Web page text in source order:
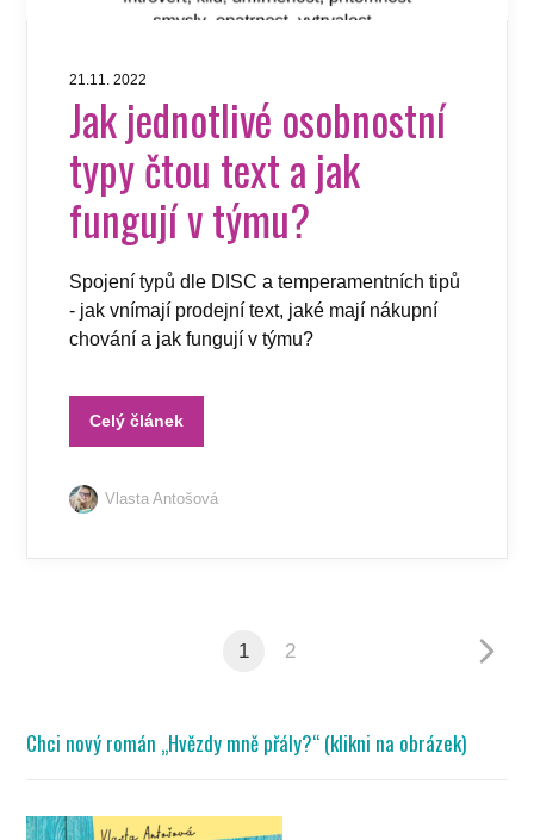
21.11. 2022
Jak jednotlivé osobnostní
typy čtou text a jak
fungují v týmu?
Spojení typů dle DISC a temperamentních tipů
- jak vnímají prodejní text, jaké mají nákupní
chování a jak fungují v týmu?
Celý článek
Vlasta Antošová
1 2
Chci nový román „Hvězdy mně přály?“ (klikni na obrázek)